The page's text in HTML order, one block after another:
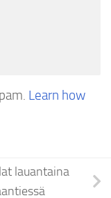
Learn how
lauantaina